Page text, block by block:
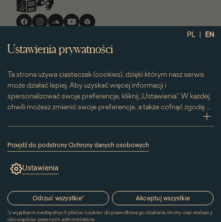
PL | EN
Ustawienia prywatności
Ta strona używa ciasteczek (cookies), dzięki którym nasz serwis
może działać lepiej. Aby uzyskać więcej informacji i
spersonalizować swoje preferencje, kliknij „Ustawienia”. W każdej
chwili możesz zmienić swoje preferencje, a także cofnąć zgodę na
używanie plików cookie. Możesz to zrobić, klikając na podstronę
„Cookies” znajdującą się w stopce.
Przesuwając suwak w prawą stronę aktywujesz zgodę na
konkretne ciasteczko. Przesuwając suwak w lewą stronę
wyłączasz taką zgodę.
Przejdź do podstrony Ochrony danych osobowych
(link
się
oknie)
Ustawienia
Odrzuć wszystkie*
*z wyjątkiem niezbędnych plików cookies do prawidłowego działania strony oraz realizacji
obowiązków prawnych administratora
Akceptuj wszystkie
Media
społecznościowe